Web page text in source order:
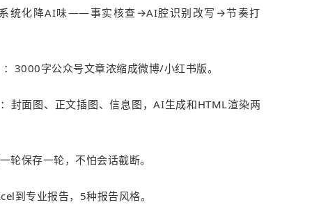
系统化降AI味——事实核查→AI腔识别改写→节奏打
：3000字公众号文章浓缩成微博/小红书版。
封面图、正文插图、信息图，AI生成和HTML渲染两
轮保存一轮，不怕会话截断。
到专业报告，5种报告风格。